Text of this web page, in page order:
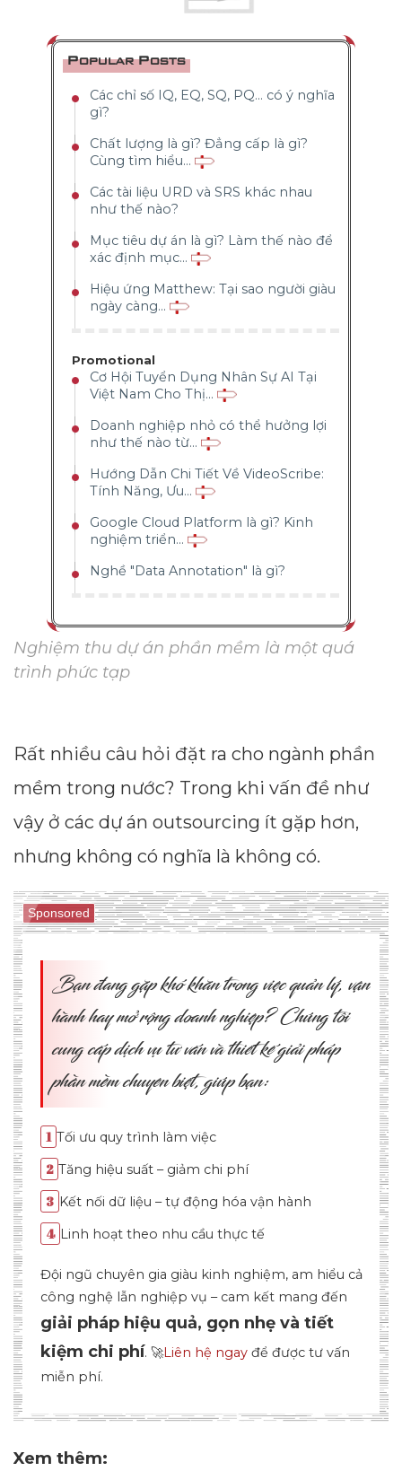
Popular Posts
Các chỉ số IQ, EQ, SQ, PQ... có ý nghĩa
gì?
Chất lượng là gì? Đẳng cấp là gì?
Cùng tìm hiểu...
Các tài liệu URD và SRS khác nhau
như thế nào?
Mục tiêu dự án là gì? Làm thế nào để
xác định mục...
Hiệu ứng Matthew: Tại sao người giàu
ngày càng...
Promotional
Cơ Hội Tuyển Dụng Nhân Sự AI Tại
Việt Nam Cho Thị...
Doanh nghiệp nhỏ có thể hưởng lợi
như thế nào từ...
Hướng Dẫn Chi Tiết Về VideoScribe:
Tính Năng, Ưu...
Google Cloud Platform là gì? Kinh
nghiệm triển...
Nghề "Data Annotation" là gì?
Nghiệm thu dự án phần mềm là một quá
trình phức tạp
Rất nhiều câu hỏi đặt ra cho ngành phần
mềm trong nước? Trong khi vấn đề như
vậy ở các dự án outsourcing ít gặp hơn,
nhưng không có nghĩa là không có.
Sponsored
Xem thêm: